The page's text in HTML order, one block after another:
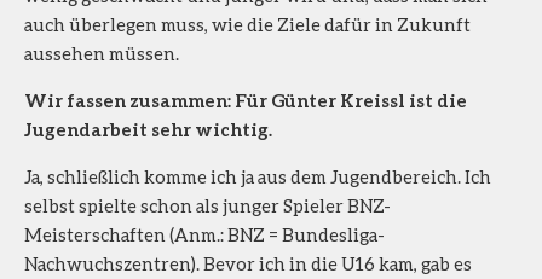
auch überlegen muss, wie die Ziele dafür in Zukunft
aussehen müssen.
Wir fassen zusammen: Für Günter Kreissl ist die
Jugendarbeit sehr wichtig.
Ja, schließlich komme ich ja aus dem Jugendbereich. Ich
selbst spielte schon als junger Spieler BNZ-
Meisterschaften (Anm.: BNZ = Bundesliga-
Nachwuchszentren). Bevor ich in die U16 kam, gab es